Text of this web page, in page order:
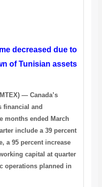
decreased due to
of Tunisian assets
— Canada’s
financial and
months ended March
include a 39 percent
a 95 percent increase
capital at quarter
operations planned in